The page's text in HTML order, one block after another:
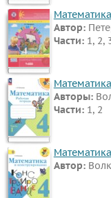
Окружающий
мир
Человек
и
мир
Технология
Испанский
язык
Казахский
язык
Автор:
Части: 1, 2,
Авторы:
Части: 1, 2
Автор: